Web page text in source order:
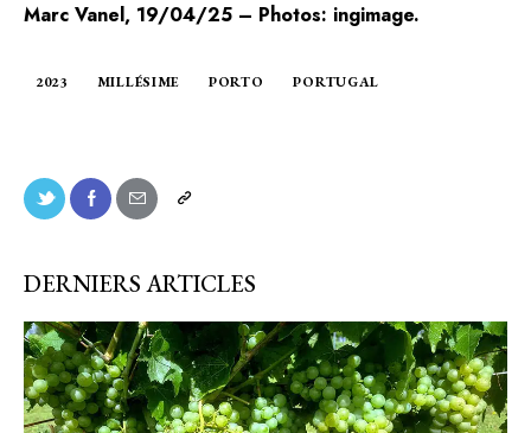
Marc Vanel, 19/04/25 – Photos: ingimage.
2023 MILLÉSIME PORTO PORTUGAL
DERNIERS ARTICLES